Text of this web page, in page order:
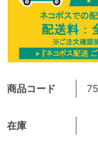
商品コード
在庫